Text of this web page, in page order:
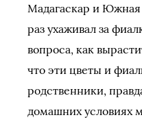
Мадагаскар и Южная
раз ухаживал за
вопроса, как
что эти цветы и
родственники,
домашних условиях